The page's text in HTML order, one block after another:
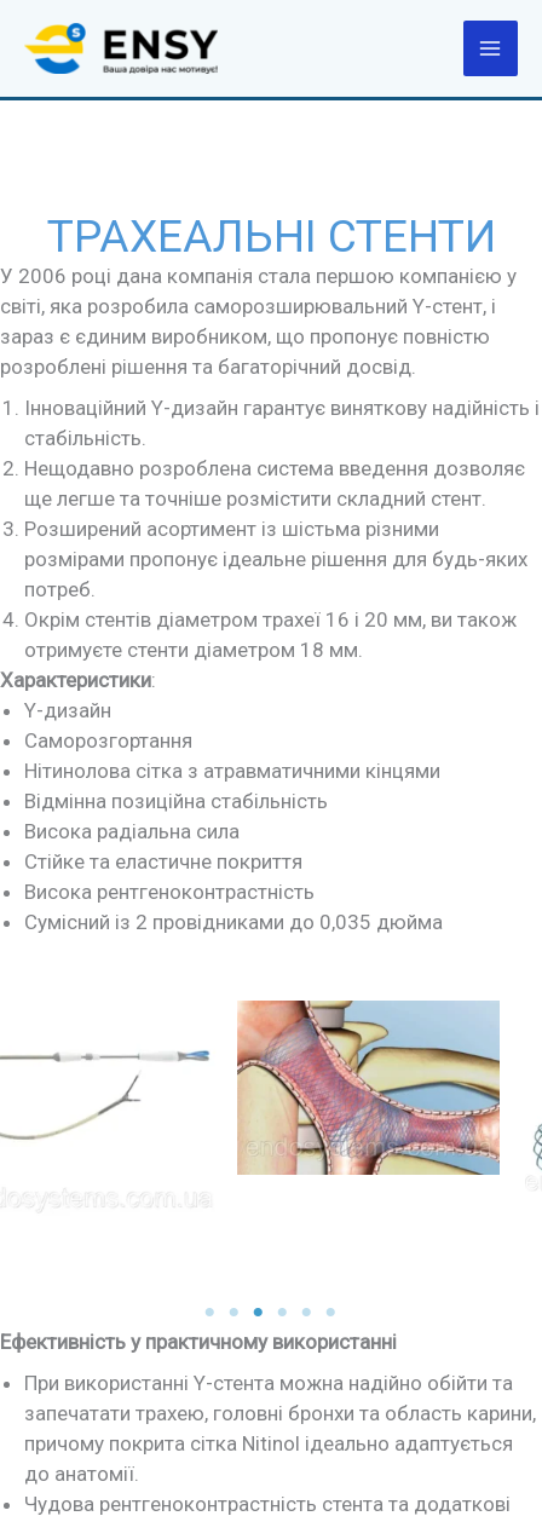
вмісту
ТРАХЕАЛЬНІ СТЕНТИ
У 2006 році дана компанія стала першою компанією у
світі, яка розробила саморозширювальний Y-стент, і
зараз є єдиним виробником, що пропонує повністю
розроблені рішення та багаторічний досвід.
Інноваційний Y-дизайн гарантує виняткову надійність і
стабільність.
Нещодавно розроблена система введення дозволяє
ще легше та точніше розмістити складний стент.
Розширений асортимент із шістьма різними
розмірами пропонує ідеальне рішення для будь-яких
потреб.
Окрім стентів діаметром трахеї 16 і 20 мм, ви також
отримуєте стенти діаметром 18 мм.
Характеристики:
Y-дизайн
Саморозгортання
Нітинолова сітка з атравматичними кінцями
Відмінна позиційна стабільність
Висока радіальна сила
Стійке та еластичне покриття
Висока рентгеноконтрастність
Сумісний із 2 провідниками до 0,035 дюйма
Ефективність у практичному використанні
При використанні Y-стента можна надійно обійти та
запечатати трахею, головні бронхи та область карини,
причому покрита сітка Nitinol ідеально адаптується
до анатомії.
Чудова рентгеноконтрастність стента та додаткові